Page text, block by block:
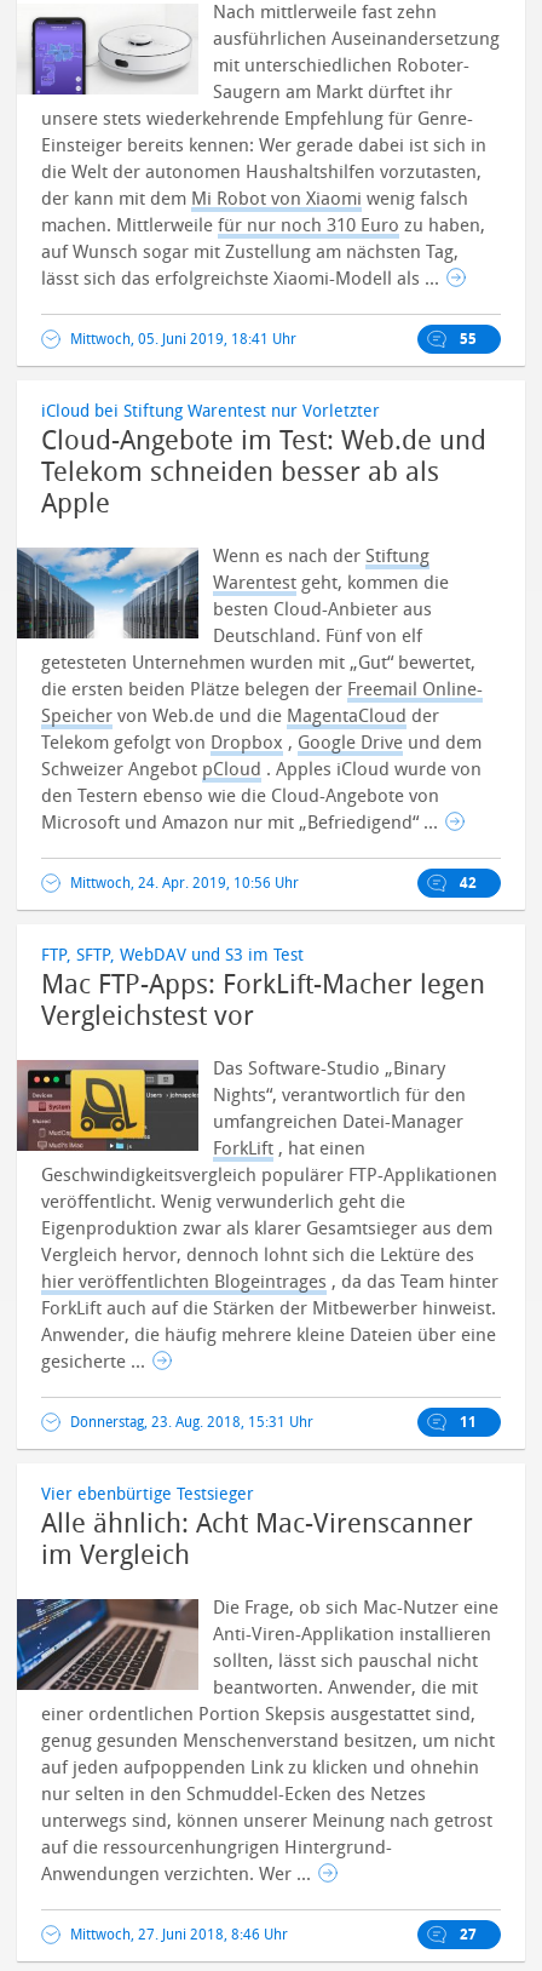
Nach mittlerweile fast zehn
ausführlichen Auseinandersetzung
mit unterschiedlichen Roboter-
Saugern am Markt dürftet ihr
unsere stets wiederkehrende Empfehlung für Genre-
Einsteiger bereits kennen: Wer gerade dabei ist sich in
die Welt der autonomen Haushaltshilfen vorzutasten,
der kann mit dem Mi Robot von Xiaomi wenig falsch
machen. Mittlerweilefür nur noch 310 Euro zu haben,
auf Wunsch sogar mit Zustellung am nächsten Tag,
lässt sich das erfolgreichste Xiaomi-Modell als ...
Mittwoch, 05. Juni 2019, 18:41 Uhr 55
iCloud bei Stiftung Warentest nur Vorletzter
Cloud-Angebote im Test: Web.de und
Telekom schneiden besser ab als
Apple
Wenn es nach derStiftung
Warentest geht, kommen die
besten Cloud-Anbieter aus
Deutschland. Fünf von elf
getesteten Unternehmen wurden mit „Gut“ bewertet,
die ersten beiden Plätze belegen der Freemail Online-
Speicher von Web.de und die MagentaCloud der
Telekom gefolgt von Dropbox , Google Drive und dem
Schweizer Angebot pCloud . Apples iCloud wurde von
den Testern ebenso wie die Cloud-Angebote von
Microsoft und Amazon nur mit „Befriedigend“ ...
Mittwoch, 24. Apr. 2019, 10:56 Uhr 42
FTP, SFTP, WebDAV und S3 im Test
Mac FTP-Apps: ForkLift-Macher legen
Vergleichstest vor
Das Software-Studio „Binary
Nights“, verantwortlich für den
umfangreichen Datei-Manager
ForkLift , hat einen
Geschwindigkeitsvergleich populärer FTP-Applikationen
veröffentlicht.Wenig verwunderlich geht die
Eigenproduktion zwar als klarer Gesamtsieger aus dem
Vergleich hervor, dennoch lohnt sich die Lektüre des
hier veröffentlichten Blogeintrages , da das Team hinter
ForkLift auch auf die Stärken der Mitbewerber hinweist.
Anwender, die häufig mehrere kleine Dateien über eine
gesicherte ...
Donnerstag, 23. Aug. 2018, 15:31 Uhr 11
Vier ebenbürtige Testsieger
Alle ähnlich: Acht Mac-Virenscanner
im Vergleich
Die Frage, ob sich Mac-Nutzer eine
Anti-Viren-Applikation installieren
sollten, lässt sich pauschal nicht
beantworten. Anwender, die mit
einer ordentlichen Portion Skepsis ausgestattet sind,
genug gesunden Menschenverstand besitzen, um nicht
auf jeden aufpoppenden Link zu klicken und ohnehin
nur selten in den Schmuddel-Ecken des Netzes
unterwegs sind, können unserer Meinung nach getrost
auf die ressourcenhungrigen Hintergrund-
Anwendungen verzichten.Wer ...
Mittwoch, 27. Juni 2018, 8:46 Uhr 27